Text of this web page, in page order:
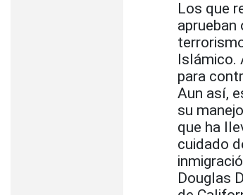
Los que
aprueban
Islámico.
para
Aun así,
su
que ha
cuidado
Douglas